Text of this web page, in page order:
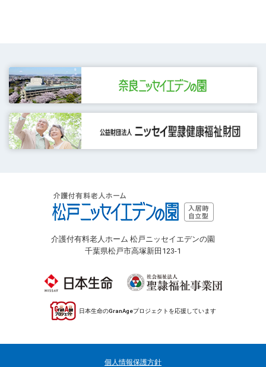
介護付有料老人ホーム 松戸ニッセイエデンの園
千葉県松戸市高塚新田123-1
日本生命のGranAgeプロジェクトを応援しています
個人情報保護方針